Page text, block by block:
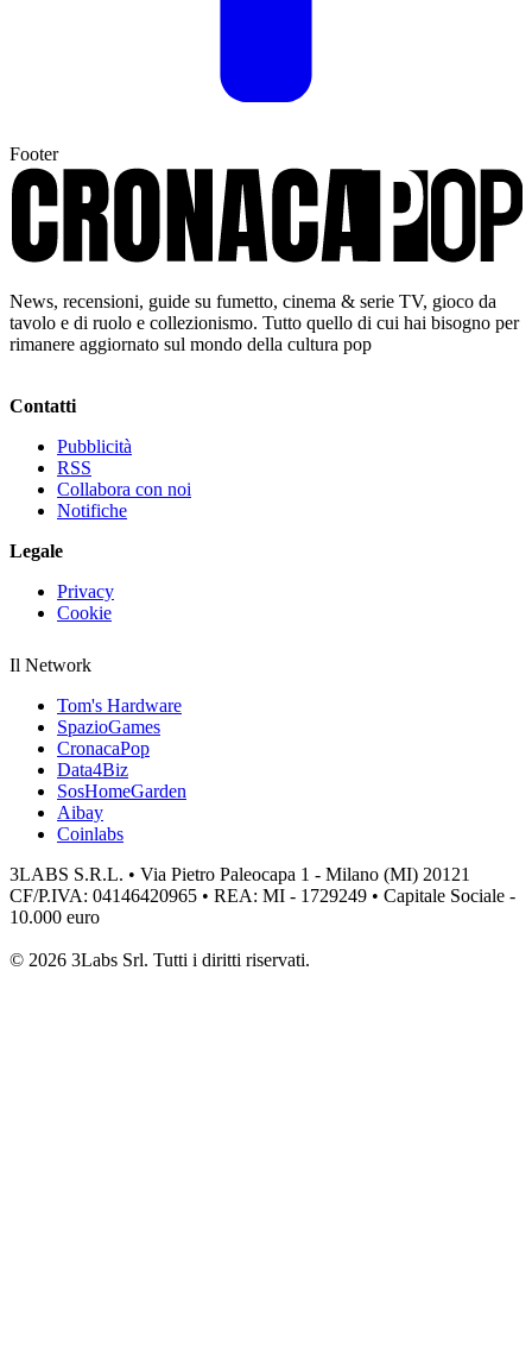
Footer
News, recensioni, guide su fumetto, cinema & serie TV, gioco da
tavolo e di ruolo e collezionismo. Tutto quello di cui hai bisogno per
rimanere aggiornato sul mondo della cultura pop
Contatti
Pubblicità
RSS
Collabora con noi
Notifiche
Legale
Privacy
Cookie
Il Network
Tom's Hardware
SpazioGames
CronacaPop
Data4Biz
SosHomeGarden
Aibay
Coinlabs
3LABS S.R.L. • Via Pietro Paleocapa 1 - Milano (MI) 20121
CF/P.IVA: 04146420965 • REA: MI - 1729249 • Capitale Sociale -
10.000 euro
© 2026 3Labs Srl. Tutti i diritti riservati.